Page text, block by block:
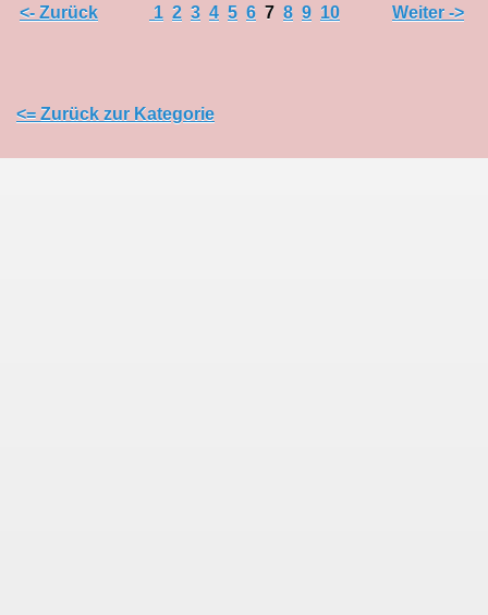
<- Zurück 1 2 3 4 5 6 7 8 9 10 Weiter ->
<= Zurück zur Kategorie